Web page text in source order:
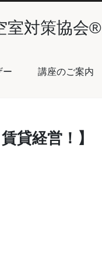
室対策協会®︎
ー 講座のご案内
貸経営！】